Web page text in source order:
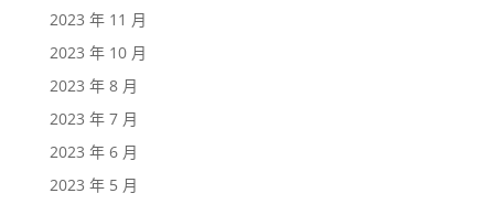
2023 年 11 月
2023 年 10 月
2023 年 8 月
2023 年 7 月
2023 年 6 月
2023 年 5 月